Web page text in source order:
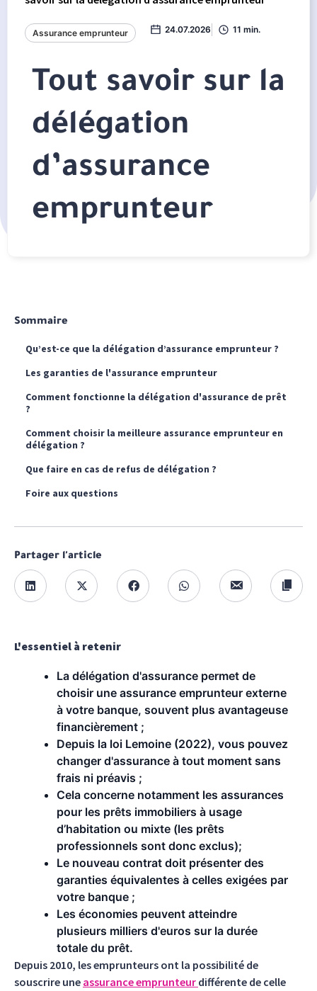
Assurance emprunteur 24.07.2026 11 min.
Tout savoir sur la
délégation
d’assurance
emprunteur
Sommaire
Qu’est-ce que la délégation d’assurance emprunteur ?
Les garanties de l'assurance emprunteur
Comment fonctionne la délégation d'assurance de prêt
?
Comment choisir la meilleure assurance emprunteur en
délégation ?
Que faire en cas de refus de délégation ?
Foire aux questions
Partager l'article
L'essentiel à retenir
La délégation d'assurance permet de
choisir une assurance emprunteur externe
à votre banque, souvent plus avantageuse
financièrement ;
Depuis la loi Lemoine (2022), vous pouvez
changer d'assurance à tout moment sans
frais ni préavis ;
Cela concerne notamment les assurances
pour les prêts immobiliers à usage
d’habitation ou mixte (les prêts
professionnels sont donc exclus);
Le nouveau contrat doit présenter des
garanties équivalentes à celles exigées par
votre banque ;
Les économies peuvent atteindre
plusieurs milliers d'euros sur la durée
totale du prêt.
Depuis 2010, les emprunteurs ont la possibilité de
souscrire une assurance emprunteur différente de celle